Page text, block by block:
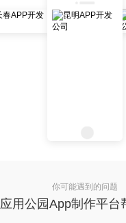
你可能遇到的问题
应用公园App制作平台